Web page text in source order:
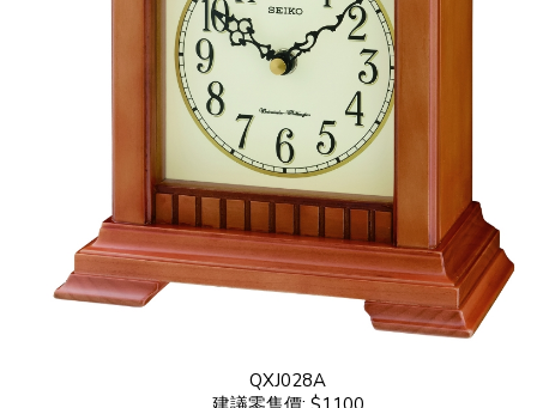
QXJ028A